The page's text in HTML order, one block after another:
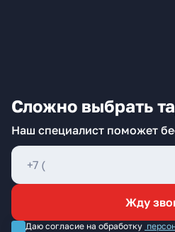
Сложно выбрать
Наш специалист поможет
Жду
Даю согласие на обработку